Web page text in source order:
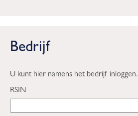
Bedrijf
U kunt hier namens het bedrijf inloggen.
RSIN